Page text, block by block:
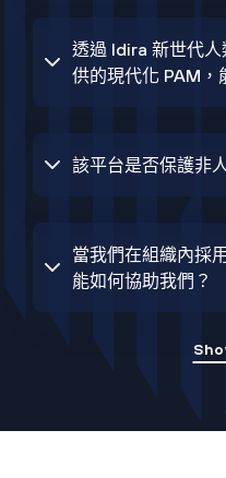
透過 Idira 新世代
供的現代化 PAM，
該平台是否保護非
當我們在組織內採
能如何協助我們？